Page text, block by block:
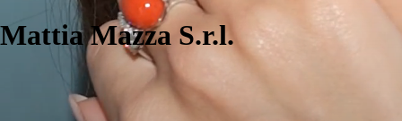
Mattia Mazza S.r.l.